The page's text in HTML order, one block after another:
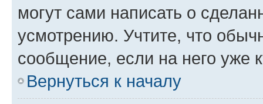
могут сами написать о
усмотрению. Учтите, что
сообщение, если на него уже
Вернуться к началу